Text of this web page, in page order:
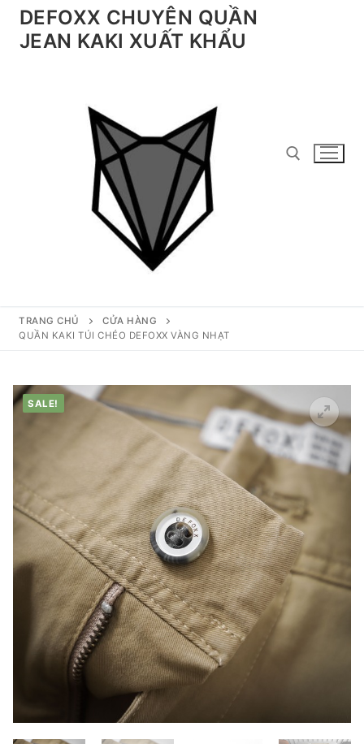
Chuyển
đếnDEFOXX CHUYÊN QUẦN
JEAN KAKI XUẤT KHẨU
Tìm kiếm cho:
TRANG CHỦ
CỬA HÀNG
QUẦN KAKI TÚI CHÉO DEFOXX VÀNG NHẠT
SALE!